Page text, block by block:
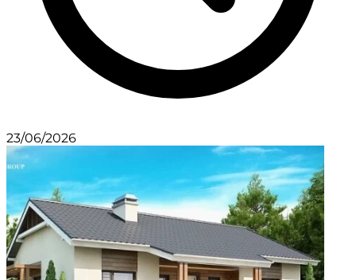
23/06/2026